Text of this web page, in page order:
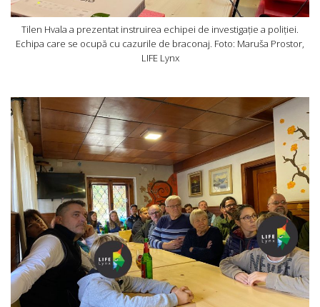
Tilen Hvala a prezentat instruirea echipei de investigație a poliției.
Echipa care se ocupă cu cazurile de braconaj. Foto: Maruša Prostor,
LIFE Lynx